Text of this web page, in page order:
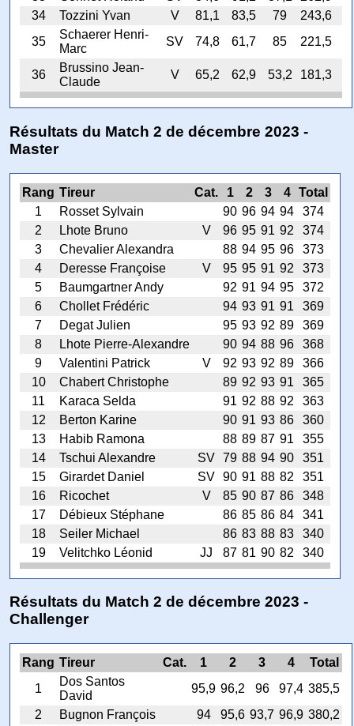
34
Tozzini Yvan V 81,1 83,5 79
243,6
35
Schaerer Henri-
Marc
SV 74,8 61,7 85 221,5
36
Brussino Jean-
Claude
V 65,2 62,9 53,2 181,3
Résultats du Match 2 de décembre 2023 -
Master
Rang Tireur Cat. 1 2 3 4
Total
1
Rosset Sylvain 90 96 94 94
374
2
Lhote Bruno V 96 95 91 92
374
3
Chevalier Alexandra 88 94 95 96
373
4
Deresse Françoise V 95 95 91 92
373
5
Baumgartner Andy 92 91 94 95
372
6
Chollet Frédéric 94 93 91 91
369
7
Degat Julien 95 93 92 89
369
8
Lhote Pierre-Alexandre 90 94 88 96
368
9
Valentini Patrick V 92 93 92 89
366
10
Chabert Christophe 89 92 93 91
365
11
Karaca Selda 91 92 88 92
363
12
Berton Karine 90 91 93 86
360
13
Habib Ramona 88 89 87 91
355
14
Tschui Alexandre SV 79 88 94 90
351
15
Girardet Daniel SV 90 91 88 82
351
16
Ricochet V 85 90 87 86
348
17
Débieux Stéphane 86 85 86 84
341
18
Seiler Michael 86 83 88 83
340
19
Velitchko Léonid JJ 87 81 90 82 340
Résultats du Match 2 de décembre 2023 -
Challenger
Rang Tireur Cat. 1 2 3 4
Total
1
Dos Santos
David
95,9 96,2 96 97,4 385,5
2
Bugnon François 94 95,6 93,7 96,9 380,2